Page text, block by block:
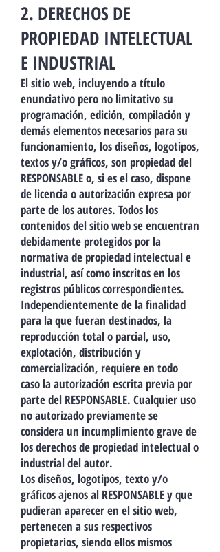
2. DERECHOS DE
PROPIEDAD INTELECTUAL
E INDUSTRIAL
El sitio web, incluyendo a título
enunciativo pero no limitativo su
programación, edición, compilación y
demás elementos necesarios para su
funcionamiento, los diseños, logotipos,
textos y/o gráficos, son propiedad del
RESPONSABLE o, si es el caso, dispone
de licencia o autorización expresa por
parte de los autores. Todos los
contenidos del sitio web se encuentran
debidamente protegidos por la
normativa de propiedad intelectual e
industrial, así como inscritos en los
registros públicos correspondientes.
Independientemente de la finalidad
para la que fueran destinados, la
reproducción total o parcial, uso,
explotación, distribución y
comercialización, requiere en todo
caso la autorización escrita previa por
parte del RESPONSABLE. Cualquier uso
no autorizado previamente se
considera un incumplimiento grave de
los derechos de propiedad intelectual o
industrial del autor.
Los diseños, logotipos, texto y/o
gráficos ajenos al RESPONSABLE y que
pudieran aparecer en el sitio web,
pertenecen a sus respectivos
propietarios, siendo ellos mismos